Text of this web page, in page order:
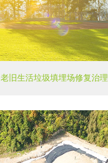
老旧生活垃圾填埋场修复治理